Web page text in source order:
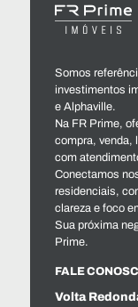
Somos
investimentos
e Alphaville.
Na FR Prime,
compra, venda,
com
Conectamos
residenciais,
clareza e foco
Sua próxima
Prime.
FALE
Volta